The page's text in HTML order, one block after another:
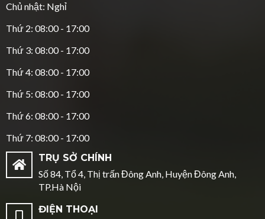
Chủ nhật: Nghỉ
Thứ 2: 08:00 - 17:00
Thứ 3: 08:00 - 17:00
Thứ 4: 08:00 - 17:00
Thứ 5: 08:00 - 17:00
Thứ 6: 08:00 - 17:00
Thứ 7: 08:00 - 17:00
TRỤ SỞ CHÍNH
Số 84, Tổ 4, Thị trấn Đông Anh, Huyện Đông Anh,
TP.Hà Nội
ĐIỆN THOẠI